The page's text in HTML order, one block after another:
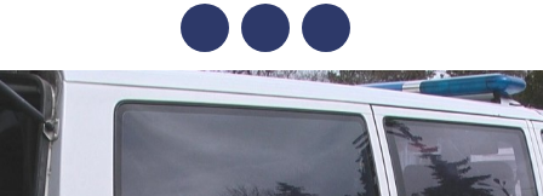
FacebookTwitterTelegram